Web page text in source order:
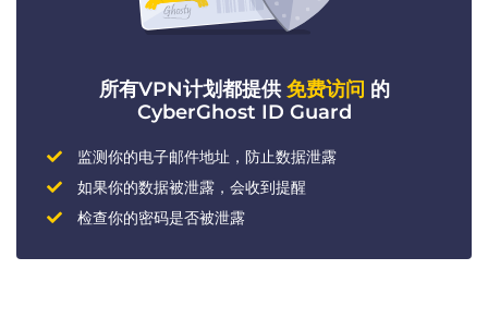
所有VPN计划都提供免费访问 的
CyberGhost ID Guard
监测你的电子邮件地址，防止数据泄露
如果你的数据被泄露，会收到提醒
检查你的密码是否被泄露